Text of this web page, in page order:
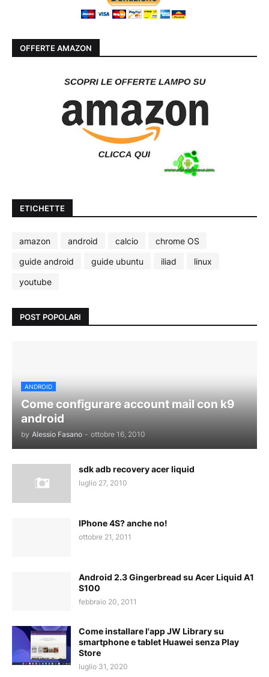
OFFERTE AMAZON
ETICHETTE
amazon android calcio
chrome OS
guide android
guide ubuntu iliad
linux
youtube
POST POPOLARI
ANDROID
Come configurare account mail con k9
android
by Alessio Fasano - ottobre 16, 2010
sdk adb recovery acer liquid
luglio 27, 2010
IPhone 4S? anche no!
ottobre 21, 2011
Android 2.3 Gingerbread su Acer Liquid A1
S100
febbraio 20, 2011
Come installare l'app JW Library su
smartphone e tablet Huawei senza Play
Store
luglio 31, 2020